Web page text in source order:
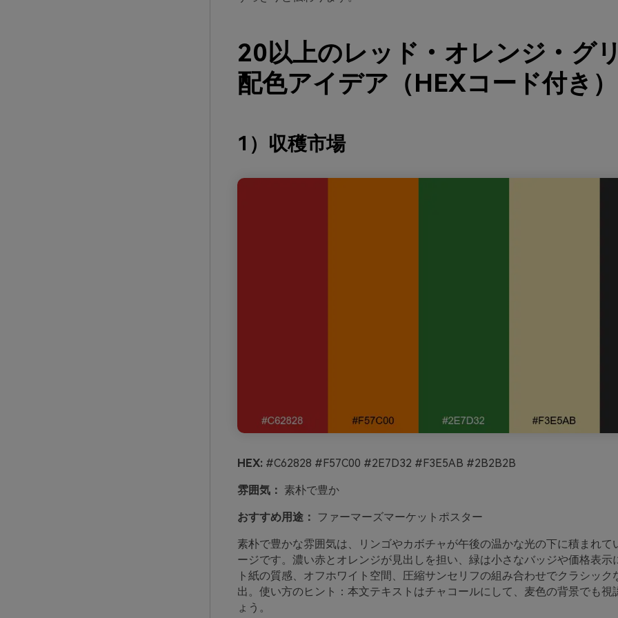
20以上のレッド・オレンジ・グ
配色アイデア（HEXコード付き）
1）収穫市場
HEX:#C62828 #F57C00 #2E7D32 #F3E5AB #2B2B2B
雰囲気： 素朴で豊か
おすすめ用途： ファーマーズマーケットポスター
素朴で豊かな雰囲気は、リンゴやカボチャが午後の温かな光の下に積まれて
ージです。濃い赤とオレンジが見出しを担い、緑は小さなバッジや価格表示
ト紙の質感、オフホワイト空間、圧縮サンセリフの組み合わせでクラシック
出。使い方のヒント：本文テキストはチャコールにして、麦色の背景でも視
ょう。